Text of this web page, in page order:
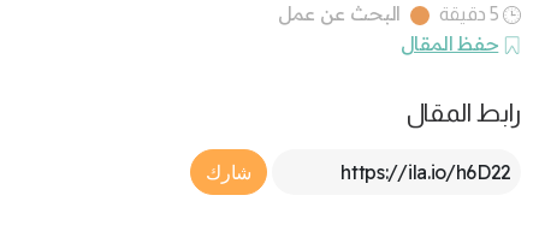
5 دقيقة
البحث عن عمل
حفظ المقال
رابط المقال
Article Link
شارك